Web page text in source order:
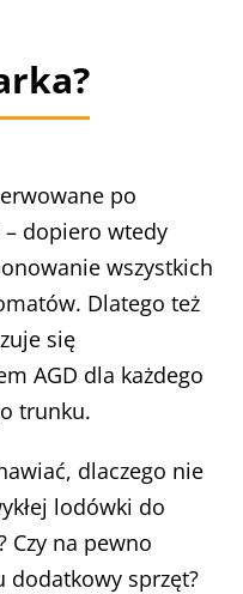
po
dopiero wtedy
wszystkich
Dlatego też
się
AGD dla każdego
trunku.
dlaczego nie
lodówki do
Czy na pewno
dodatkowy sprzęt?